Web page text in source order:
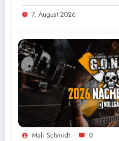
7. August 2026
Mali Schmidt 0